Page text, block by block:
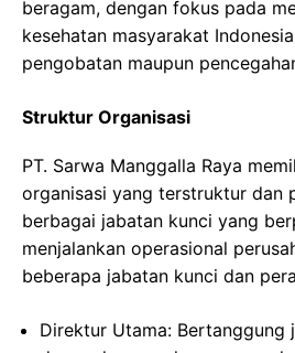
beragam, dengan fokus pada
kesehatan masyarakat
pengobatan maupun
Struktur Organisasi
PT. Sarwa Manggalla Raya
organisasi yang terstruktur dan
berbagai jabatan kunci yang
menjalankan operasional
beberapa jabatan kunci dan
Direktur Utama: Bertanggung